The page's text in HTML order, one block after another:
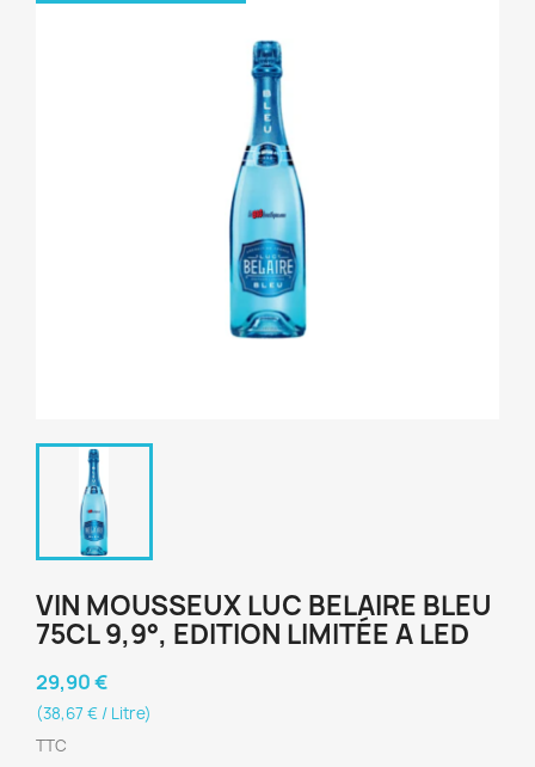
VIN MOUSSEUX LUC BELAIRE BLEU
75CL 9,9°, EDITION LIMITÉE A LED
29,90 €
(38,67 € / Litre)
TTC